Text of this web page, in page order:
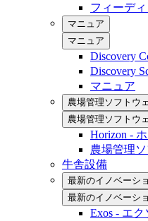
フィーデ
マニュア
マニュア
Discovery
Discovery
マニュア
農場管理ソフトウ
農場管理ソフトウ
Horizon -
農場管理
牛舎設備
最新のイノベーシ
最新のイノベーシ
Exos - エク